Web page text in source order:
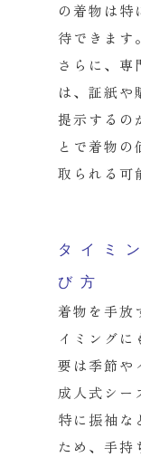
の着物は特
待できます。
さらに、専
は、 証紙や
提示するの
とで着物の
取られる可
タイミ
び方
着物を手放
イミングに
要は季節や
成人式シー
特に振袖な
ため、 手持